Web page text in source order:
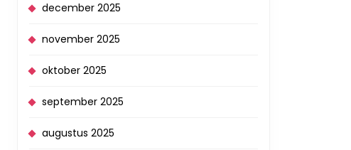
december 2025
november 2025
oktober 2025
september 2025
augustus 2025